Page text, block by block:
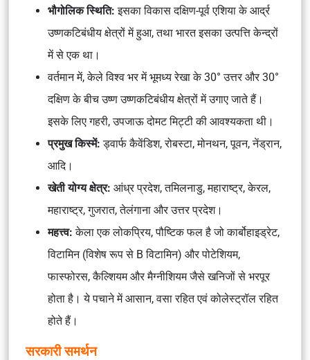
भौगोलिक स्थिति:इसका विकास दक्षिण-पूर्व एशिया के आर्द्र
उष्णकटिबंधीय क्षेत्रों में हुआ, तथा भारत इसका उत्पत्ति केन्द्रों
में से एक था।
वर्तमान में, केले विश्व भर में भूमध्य रेखा के 30° उत्तर और 30°
दक्षिण के बीच उष्ण उष्णकटिबंधीय क्षेत्रों में उगाए जाते हैं।
इसके लिए गहरी, उपजाऊ दोमट मिट्टी की आवश्यकता थी।
प्रमुख किस्में:ड्वार्फ कैवेंडिश, रोबस्टा, मोनथन, पूवन, नेंड्रान,
आदि।
खेती योग्य क्षेत्र: आंध्र प्रदेश, तमिलनाडु, महाराष्ट्र, केरल,
महाराष्ट्र, गुजरात, तेलंगाना और उत्तर प्रदेश।
महत्त्व: केला एक लोकप्रिय, पौष्टिक फल है जो कार्बोहाइड्रेट,
विटामिन (विशेष रूप से B विटामिन) और पोटेशियम,
फास्फोरस, कैल्शियम और मैग्नीशियम जैसे खनिजों से भरपूर
होता है। ये पचाने में आसान, वसा रहित एवं कोलेस्ट्रॉल रहित
होते हैं।
सरकारी समर्थन